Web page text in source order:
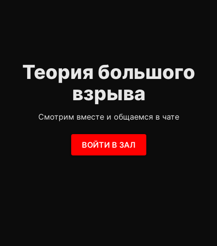
Теория большого
взрыва
Смотрим вместе и общаемся в чате
ВОЙТИ В ЗАЛ